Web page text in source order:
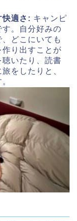
快適さ: キャンピ
。自分好みの
どこにいても
り出すことが
いたり、読書
をしたりと、